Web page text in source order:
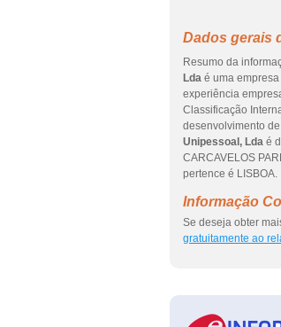
Dados gerais
Resumo da
Lda é uma
experiência
Classificação
desenvolvimento
Unipessoal, Lda é
CARCAVELOS
pertence é LISBOA.
Informação
Se deseja obter
gratuitamente ao